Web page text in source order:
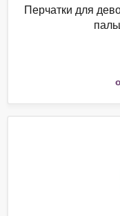
Перчатки для